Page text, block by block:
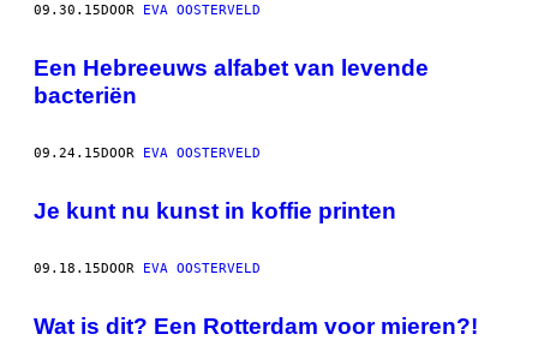
09.30.15DOOR EVA OOSTERVELD
Een Hebreeuws alfabet van levende
bacteriën
09.24.15DOOR EVA OOSTERVELD
Je kunt nu kunst in koffie printen
09.18.15DOOR EVA OOSTERVELD
Wat is dit? Een Rotterdam voor mieren?!